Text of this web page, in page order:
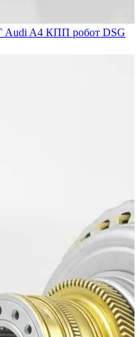
Audi A4 КПП робот DSG